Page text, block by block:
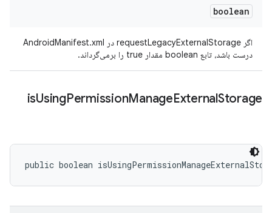
boolean
اگر requestLegacyExternalStorage در AndroidManifest.xml
درست باشد، تابع boolean مقدار true را برمی‌گرداند.
isUsingPermissionManageExternalStorage
public boolean